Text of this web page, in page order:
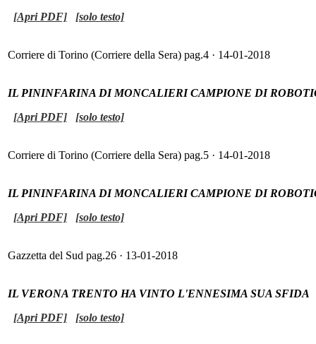
[Apri PDF]
[solo testo]
Corriere di Torino (Corriere della Sera) pag.4 · 14-01-2018
IL PININFARINA DI MONCALIERI CAMPIONE DI
[Apri PDF]
[solo testo]
Corriere di Torino (Corriere della Sera) pag.5 · 14-01-2018
IL PININFARINA DI MONCALIERI CAMPIONE DI
[Apri PDF]
[solo testo]
Gazzetta del Sud pag.26 · 13-01-2018
IL VERONA TRENTO HA VINTO L'ENNESIMA SUA SFIDA
[Apri PDF]
[solo testo]